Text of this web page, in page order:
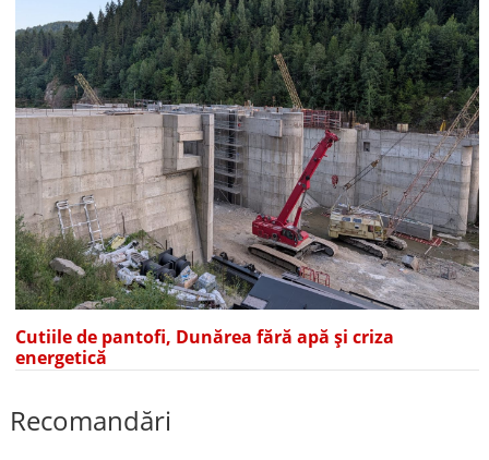
Cutiile de pantofi, Dunărea fără apă și criza
energetică
Recomandări